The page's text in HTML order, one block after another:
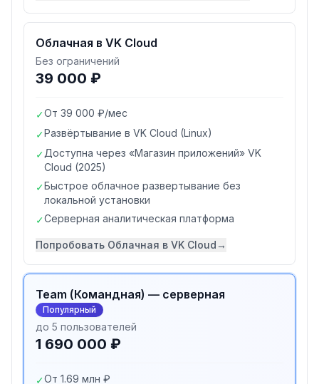
Облачная в VK Cloud
Без ограничений
39 000 ₽
✓От 39 000 ₽/мес
✓Развёртывание в VK Cloud (Linux)
✓Доступна через «Магазин приложений» VK
Cloud (2025)
✓Быстрое облачное развертывание без
локальной установки
✓Серверная аналитическая платформа
Попробовать Облачная в VK Cloud→
Team (Командная) — серверная
Популярный
до 5 пользователей
1 690 000 ₽
✓От 1.69 млн ₽